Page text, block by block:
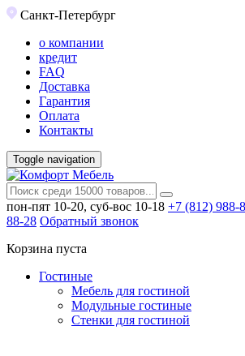
Санкт-Петербург
о компании
кредит
FAQ
Доставка
Гарантия
Оплата
Контакты
Toggle navigation
пон-пят 10-20, суб-вос 10-18 +7 (812) 988-
88-28 Обратный звонок
Корзина пуста
Гостиные
Мебель для гостиной
Модульные гостиные
Стенки для гостиной